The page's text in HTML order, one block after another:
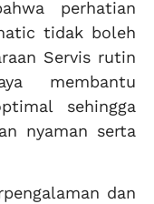
perhatian
tidak boleh
Servis rutin
membantu
sehingga
nyaman serta
dan